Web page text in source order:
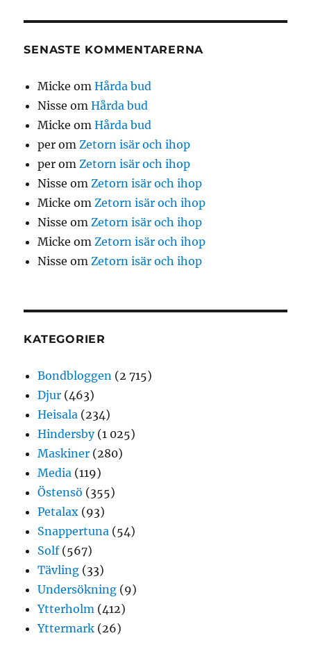
SENASTE KOMMENTARERNA
Micke omHårda bud
Nisse omHårda bud
Micke omHårda bud
per omZetorn isär och ihop
per omZetorn isär och ihop
Nisse omZetorn isär och ihop
Micke omZetorn isär och ihop
Nisse omZetorn isär och ihop
Micke omZetorn isär och ihop
Nisse omZetorn isär och ihop
KATEGORIER
Bondbloggen (2 715)
Djur (463)
Heisala (234)
Hindersby(1 025)
Maskiner (280)
Media (119)
Östensö (355)
Petalax (93)
Snappertuna (54)
Solf(567)
Tävling (33)
Undersökning (9)
Ytterholm (412)
Yttermark (26)